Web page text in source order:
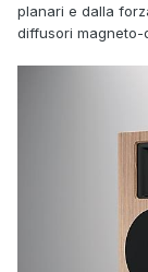
planari e dalla
diffusori magneto-